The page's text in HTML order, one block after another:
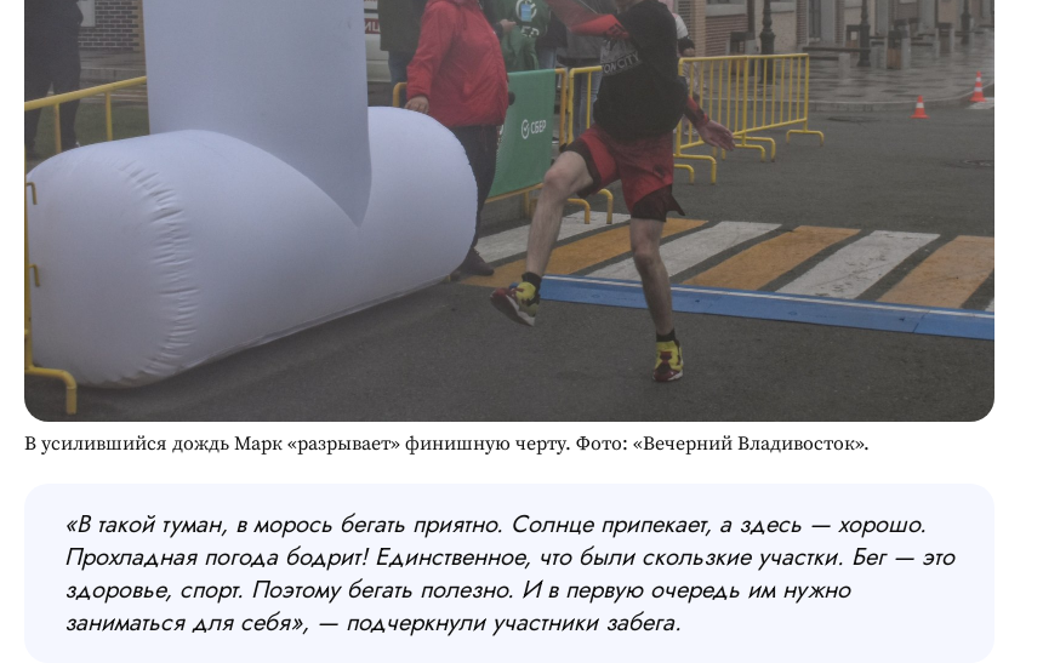
В усилившийся дождь Марк «разрывает» финишную черту. Фото: «Вечерний Владивосток».
«В такой туман, в морось бегать приятно. Солнце припекает, а здесь — хорошо.
Прохладная погода бодрит! Единственное, что были скользкие участки. Бег — это
здоровье, спорт. Поэтому бегать полезно. И в первую очередь им нужно
заниматься для себя», — подчеркнули участники забега.